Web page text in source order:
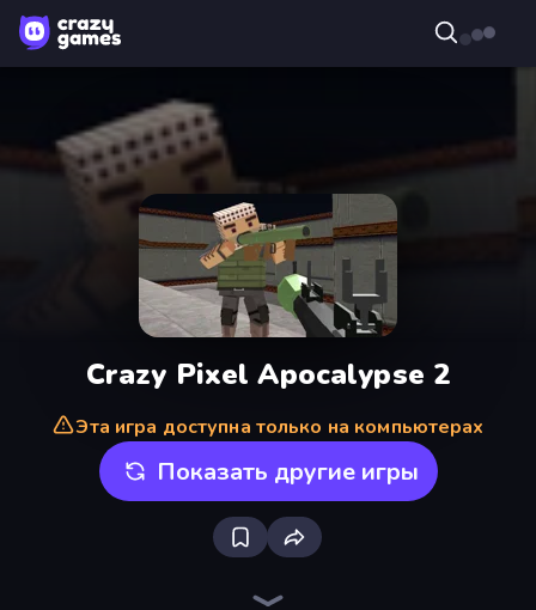
Crazy Pixel Apocalypse 2
Эта игра доступна только на компьютерах
Показать другие игры